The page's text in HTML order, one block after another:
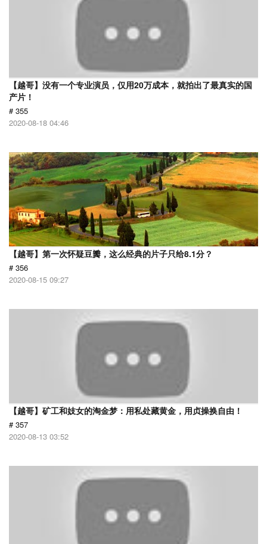
【越哥】没有一个专业演员，仅用20万成本，就拍出了最真实的国
产片！
# 355
2020-08-18 04:46
【越哥】第一次怀疑豆瓣，这么经典的片子只给8.1分？
# 356
2020-08-15 09:27
【越哥】矿工和妓女的淘金梦：用私处藏黄金，用贞操换自由！
# 357
2020-08-13 03:52